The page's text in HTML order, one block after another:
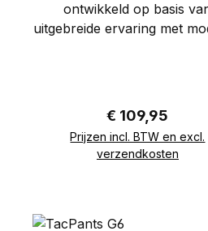
ontwikkeld op basis
uitgebreide ervaring met
beschikken deze TacPants
een slankere, moderne
atletische pasvorm,
comfort en
broek is geschikt voor
Normale prijs:
€ 109,95
Prijzen incl. BTW en excl.
verzendkosten
In de winkelmand